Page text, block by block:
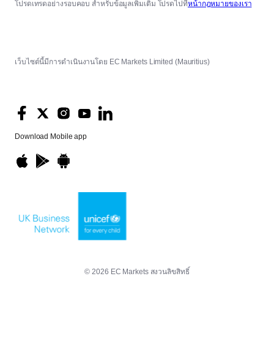
โปรดเทรดอย่างรอบคอบ สำหรับข้อมูลเพิ่มเติม โปรดไปที่หน้ากฎหมายของเรา
Download Mobile app
เว็บไซต์นี้มีการดำเนินงานโดย EC Markets Limited (Mauritius)
© 2026 EC Markets สงวนลิขสิทธิ์